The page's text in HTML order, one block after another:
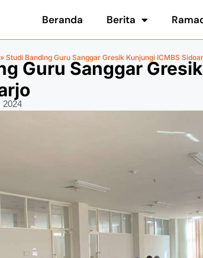
Beranda Berita
» Studi Banding Guru Sanggar Gresik Kunjungi ICMBS
Guru Sanggar
2024